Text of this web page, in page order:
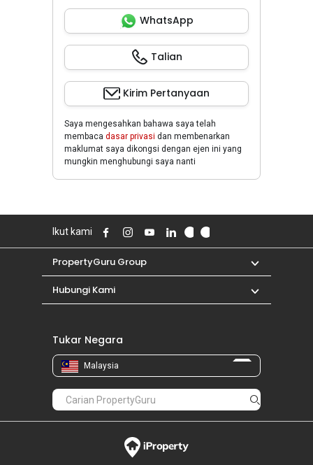
WhatsApp
Talian
Kirim Pertanyaan
Saya mengesahkan bahawa saya telah
membaca dasar privasi dan membenarkan
maklumat saya dikongsi dengan ejen ini yang
mungkin menghubungi saya nanti
Ikut kami
PropertyGuru Group
Hubungi Kami
Tukar Negara
Malaysia